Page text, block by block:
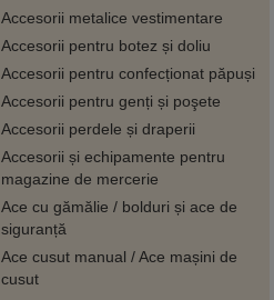
Accesorii metalice vestimentare
Accesorii pentru botez și doliu
Accesorii pentru confecționat păpuși
Accesorii pentru genți și poşete
Accesorii perdele și draperii
Accesorii și echipamente pentru
magazine de mercerie
Ace cu gămălie / bolduri și ace de
siguranță
Ace cusut manual / Ace mașini de
cusut